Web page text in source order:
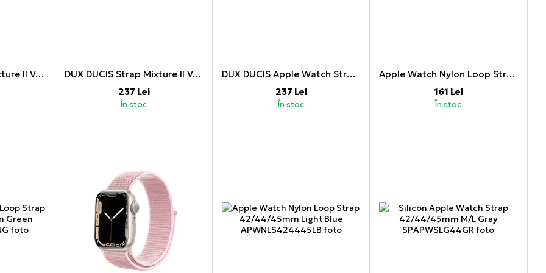
DUX DUCIS Strap Mixture II Version Apple Watch 42MM/44MM/45MM, Rainbow
DUX DUCIS Strap Mixture II Version Apple Watch 42MM/44MM/45MM, Blue
237 Lei
În stoc
DUX DUCIS Apple Watch Strap Sport Version 42MM/44MM/45MM, Cherry Red
237 Lei
În stoc
Apple Watch Nylon Loop Strap 38/40/41mm Dark Blue
161 Lei
În stoc